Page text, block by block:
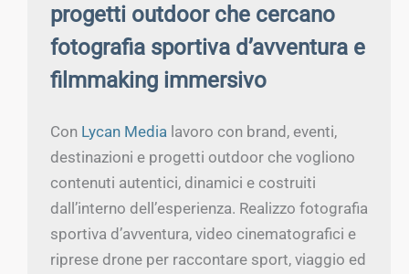
progetti outdoor che cercano
fotografia sportiva d’avventura e
filmmaking immersivo
Con Lycan Media lavoro con brand, eventi,
destinazioni e progetti outdoor che vogliono
contenuti autentici, dinamici e costruiti
dall’interno dell’esperienza. Realizzo fotografia
sportiva d’avventura, video cinematografici e
riprese drone per raccontare sport, viaggio ed